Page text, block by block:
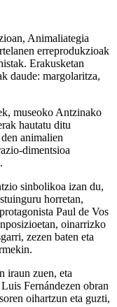
Animaliategia
erreprodukzioak
Erakusketan
daude: margolaritza,
, museoko Antzinako
hautatu ditu
animalien
dimentsioa
sinbolikoa izan du,
horretan,
Paul de Vos
oinarrizko
zezen baten eta
iraun zuen, eta
Luis Fernándezen obran
oihartzun eta guzti,